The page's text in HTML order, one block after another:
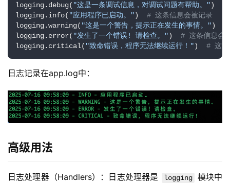
logging.debug( "这是一条调试信息，对调试问题有帮助。")
logging.info( "应用程序已启动。") # 这条信息会被记录
logging.warning( "这是一个警告，提示正在发生的事情。")
logging.error( "发生了一个错误! 请检查。") # 这条信息会
logging.critical( "致命错误，程序无法继续运行！") # 这条
日志记录在app.log中：
高级用法
日志处理器（Handlers）：日志处理器是 logging
模块中